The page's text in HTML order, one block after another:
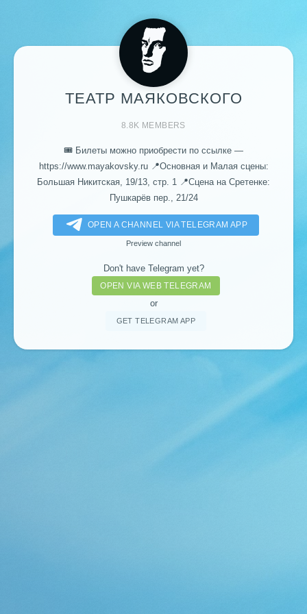
ТЕАТР МАЯКОВСКОГО
8.8K MEMBERS
🎟️ Билеты можно приобрести по ссылке —
https://www.mayakovsky.ru 📍Основная и Малая сцены:
Большая Никитская, 19/13, стр. 1 📍Сцена на Сретенке:
Пушкарёв пер., 21/24
OPEN A CHANNEL VIA TELEGRAM APP
Preview channel
Don't have Telegram yet?
OPEN VIA WEB TELEGRAM
or
GET TELEGRAM APP